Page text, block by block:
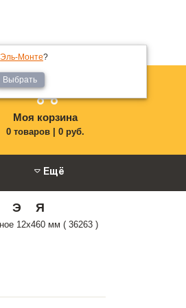
Эль-Монте?
Выбрать
Моя корзина
0 товаров| 0 руб.
Ещё
Э Я
12х460 мм ( 36263 )